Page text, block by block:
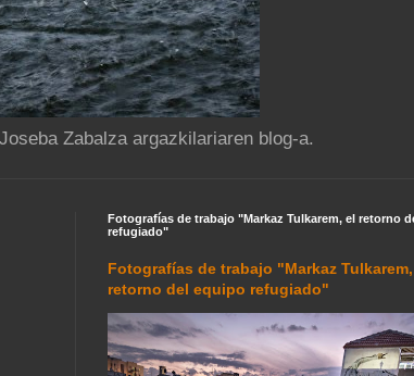
Zabalza argazkilariaren blog-a.
Fotografías de trabajo "Markaz Tulkarem, el retorno
refugiado"
Fotografías de trabajo "Markaz
retorno del equipo refugiado"